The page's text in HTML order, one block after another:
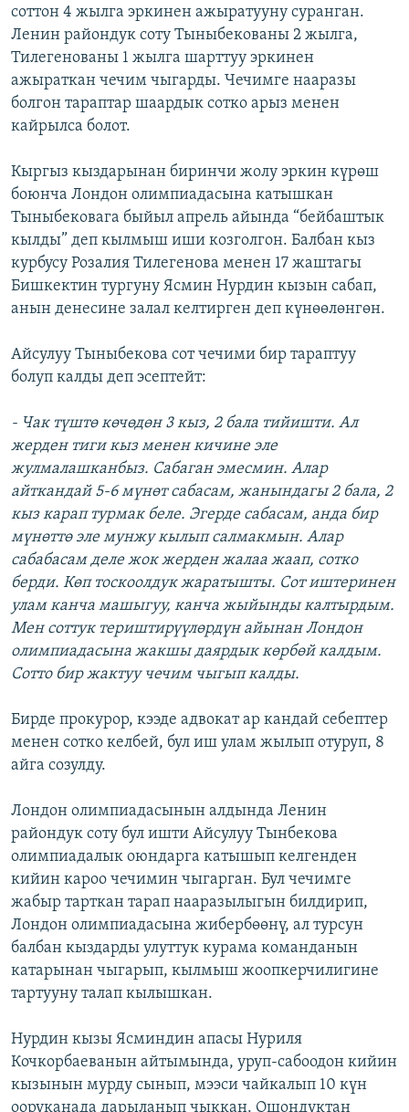
соттон 4 жылга эркинен ажыратууну суранган.
Ленин райондук соту Тыныбекованы 2 жылга,
Тилегенованы 1 жылга шарттуу эркинен
ажыраткан чечим чыгарды. Чечимге нааразы
болгон тараптар шаардык сотко арыз менен
кайрылса болот.
Кыргыз кыздарынан биринчи жолу эркин күрөш
боюнча Лондон олимпиадасына катышкан
Тыныбековага быйыл апрель айында “бейбаштык
кылды” деп кылмыш иши козголгон. Балбан кыз
курбусу Розалия Тилегенова менен 17 жаштагы
Бишкектин тургуну Ясмин Нурдин кызын сабап,
анын денесине залал келтирген деп күнөөлөнгөн.
Айсулуу Тыныбекова сот чечими бир тараптуу
болуп калды деп эсептейт:
- Чак түштө көчөдөн 3 кыз, 2 бала тийишти. Ал
жерден тиги кыз менен кичине эле
жулмалашканбыз. Сабаган эмесмин. Алар
айткандай 5-6 мүнөт сабасам, жанындагы 2 бала, 2
кыз карап турмак беле. Эгерде сабасам, анда бир
мүнөттө эле мунжу кылып салмакмын. Алар
сабабасам деле жок жерден жалаа жаап, сотко
берди. Көп тоскоолдук жаратышты. Сот иштеринен
улам канча машыгуу, канча жыйынды калтырдым.
Мен соттук териштирүүлөрдүн айынан Лондон
олимпиадасына жакшы даярдык көрбөй калдым.
Сотто бир жактуу чечим чыгып калды.
Бирде прокурор, кээде адвокат ар кандай себептер
менен сотко келбей, бул иш улам жылып отуруп, 8
айга созулду.
Лондон олимпиадасынын алдында Ленин
райондук соту бул ишти Айсулуу Тынбекова
олимпиадалык оюндарга катышып келгенден
кийин кароо чечимин чыгарган. Бул чечимге
жабыр тарткан тарап нааразылыгын билдирип,
Лондон олимпиадасына жибербөөнү, ал турсун
балбан кыздарды улуттук курама команданын
катарынан чыгарып, кылмыш жоопкерчилигине
тартууну талап кылышкан.
Нурдин кызы Ясминдин апасы Нуриля
Кочкорбаеванын айтымында, уруп-сабоодон кийин
кызынын мурду сынып, мээси чайкалып 10 күн
ооруканада дарыланып чыккан. Ошондуктан